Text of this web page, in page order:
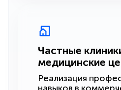
Частные
медицинские
Реализация